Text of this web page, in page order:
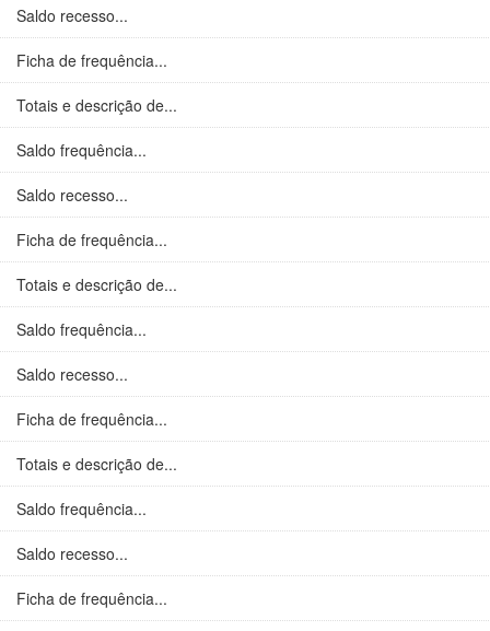
Saldo recesso...
Ficha de frequência...
Totais e descrição de...
Saldo frequência...
Saldo recesso...
Ficha de frequência...
Totais e descrição de...
Saldo frequência...
Saldo recesso...
Ficha de frequência...
Totais e descrição de...
Saldo frequência...
Saldo recesso...
Ficha de frequência...